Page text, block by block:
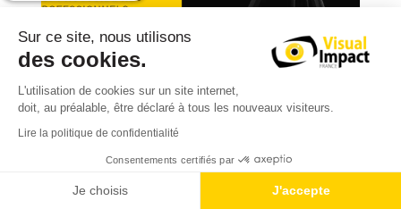
TRÉPIED PENSÉ POUR LES PHOTOGRAPHES
PROFESSIONNELS
641 Vues
Avec le Manfrotto ONE Photo, la célèbre plateforme
de trépieds évolue pour répondre aux besoins des
Sur ce site, nous utilisons
des cookies.
L'utilisation de cookies sur un site internet,
doit, au préalable, être déclaré à tous les nouveaux visiteurs.
Lire la politique de confidentialité
Consentements certifiés par
Je choisis J'accepte